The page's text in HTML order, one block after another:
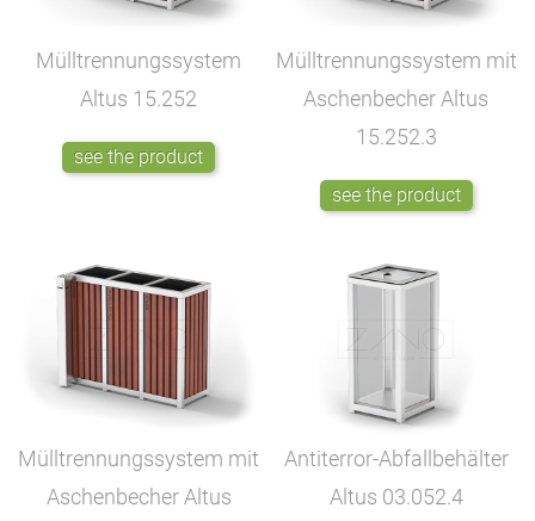
Mülltrennungssystem
Altus 15.252
see the product
Mülltrennungssystem mit
Aschenbecher Altus
15.252.3
see the product
Mülltrennungssystem mit
Aschenbecher Altus
Antiterror-Abfallbehälter
Altus 03.052.4